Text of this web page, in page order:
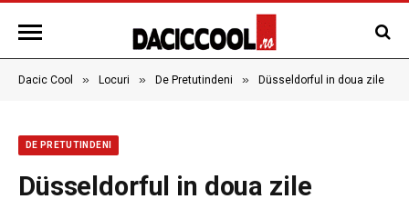
Dacic Cool » Locuri » De Pretutindeni » Düsseldorful in doua zile
DE PRETUTINDENI
Düsseldorful in doua zile